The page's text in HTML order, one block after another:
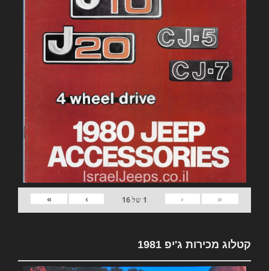
«
‹
1 של16
›
»
קטלוג מכירות ג'יפ 1981